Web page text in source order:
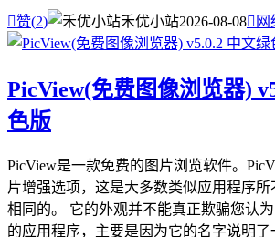
赞(2) 禾优小站2026-08-08 网
PicView(免费图像浏览器)
色版
PicView是一款免费的图片浏览软件。
片增强选项，这是大多数类似应用程序
相同的。 它的外观并不能真正欺骗您认
的应用程序，主要是因为它的名字说明了